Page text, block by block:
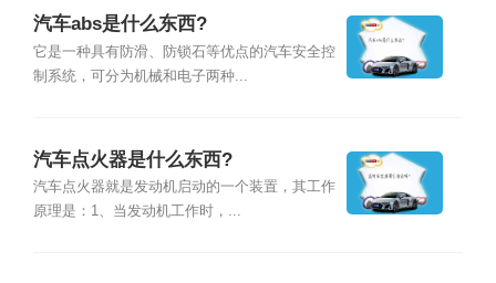
汽车abs是什么东西?
它是一种具有防滑、防锁石等优点的汽车安全控
制系统，可分为机械和电子两种...
汽车点火器是什么东西?
汽车点火器就是发动机启动的一个装置，其工作
原理是：1、当发动机工作时，...